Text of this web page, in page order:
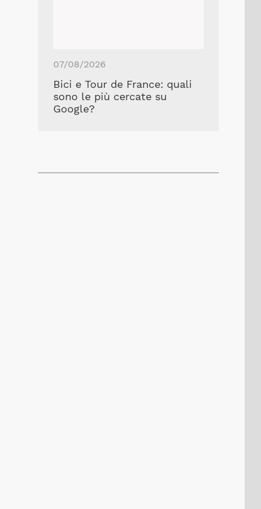
07/08/2026
Bici e Tour de France: quali
sono le più cercate su
Google?